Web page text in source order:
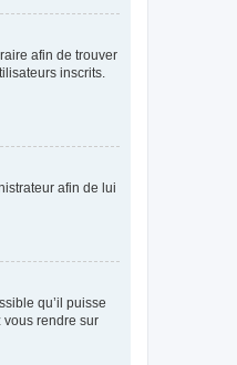
afin de trouver
inscrits.
afin de lui
qu’il puisse
vous rendre sur